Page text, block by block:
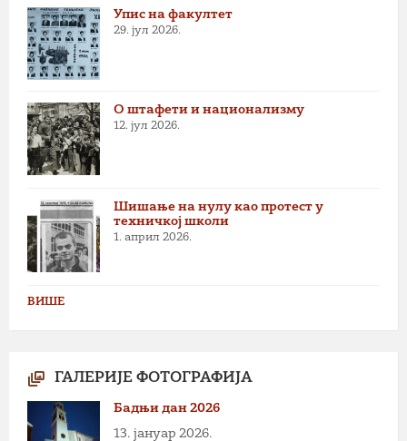
Упис на факултет
29. јул 2026.
О штафети и национализму
12. јул 2026.
Шишање на нулу као протест у
техничкој школи
1. април 2026.
ВИШЕ
ГАЛЕРИЈЕ ФОТОГРАФИЈА
Бадњи дан 2026
13. јануар 2026.